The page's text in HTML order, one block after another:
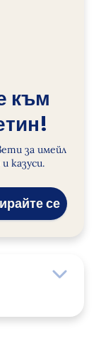
към
за имейл
казуси.
се